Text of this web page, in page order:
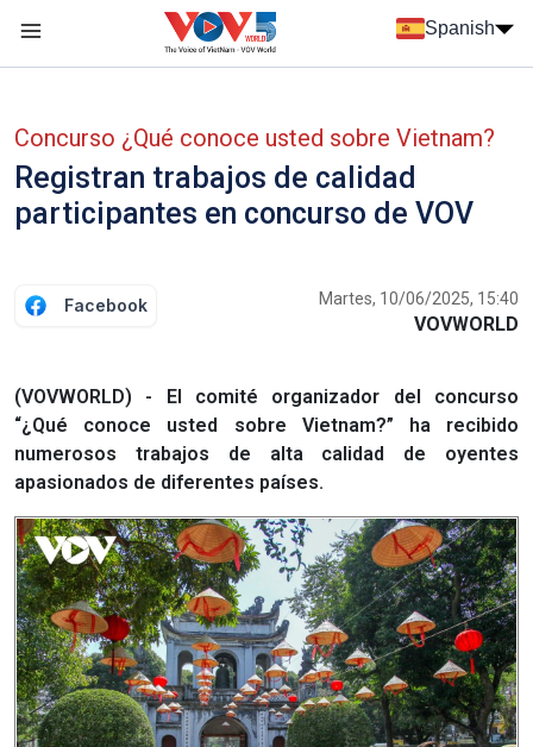
Spanish
Concurso ¿Qué conoce usted sobre Vietnam?
Registran trabajos de calidad
participantes en concurso de VOV
Facebook Martes, 10/06/2025, 15:40
VOVWORLD
(VOVWORLD) - El comité organizador del concurso
“¿Qué conoce usted sobre Vietnam?” ha recibido
numerosos trabajos de alta calidad de oyentes
apasionados de diferentes países.